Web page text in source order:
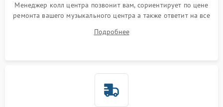
Менеджер колл центра позвонит вам, сориентирует по цене
ремонта вашего музыкального центра а также ответит на все
Подробнее